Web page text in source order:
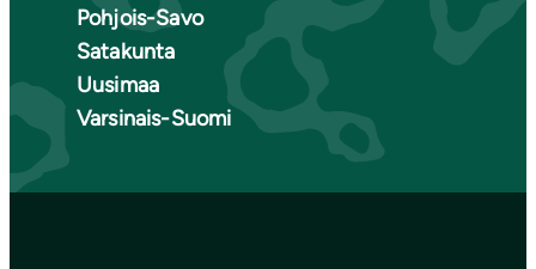
Pohjois-Savo
Satakunta
Uusimaa
Varsinais-Suomi